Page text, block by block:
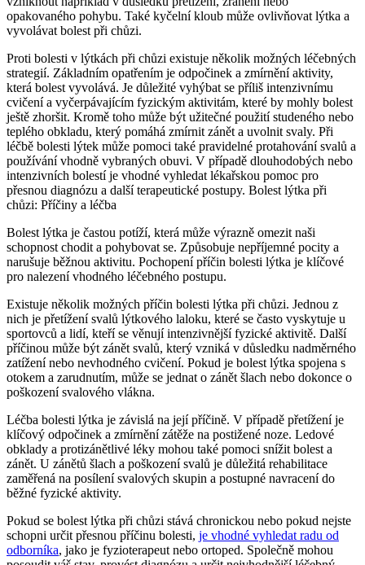
opakovaného pohybu. Také kyčelní kloub může ovlivňovat lýtka a
vyvolávat bolest při chůzi.
Proti bolesti v lýtkách při chůzi existuje několik možných léčebných
strategií. Základním opatřením je odpočinek a zmírnění aktivity,
která bolest vyvolává. Je důležité vyhýbat se příliš intenzivnímu
cvičení a vyčerpávajícím fyzickým aktivitám, které by mohly bolest
ještě zhoršit. Kromě toho může být užitečné použití studeného nebo
teplého obkladu, který pomáhá zmírnit zánět a uvolnit svaly. Při
léčbě bolesti lýtek může pomoci také pravidelné protahování svalů a
používání vhodně vybraných obuvi. V případě dlouhodobých nebo
intenzivních bolestí je vhodné vyhledat lékařskou pomoc pro
přesnou diagnózu a další terapeutické postupy. Bolest lýtka při
chůzi: Příčiny a léčba
Bolest lýtka je častou potíží, která může výrazně omezit naši
schopnost chodit a pohybovat se. Způsobuje nepříjemné pocity a
narušuje běžnou aktivitu. Pochopení příčin bolesti lýtka je klíčové
pro nalezení vhodného léčebného postupu.
Existuje několik možných příčin bolesti lýtka při chůzi. Jednou z
nich je přetížení svalů lýtkového laloku, které se často vyskytuje u
sportovců a lidí, kteří se věnují intenzivnější fyzické aktivitě. Další
příčinou může být zánět svalů, který vzniká v důsledku nadměrného
zatížení nebo nevhodného cvičení. Pokud je bolest lýtka spojena s
otokem a zarudnutím, může se jednat o zánět šlach nebo dokonce o
poškození svalového vlákna.
Léčba bolesti lýtka je závislá na její příčině. V případě přetížení je
klíčový odpočinek a zmírnění zátěže na postižené noze. Ledové
obklady a protizánětlivé léky mohou také pomoci snížit bolest a
zánět. U zánětů šlach a poškození svalů je důležitá rehabilitace
zaměřená na posílení svalových skupin a postupné navracení do
běžné fyzické aktivity.
Pokud se bolest lýtka při chůzi stává chronickou nebo pokud nejste
schopni určit přesnou příčinu bolesti, je vhodné vyhledat radu od
odborníka, jako je fyzioterapeut nebo ortoped. Společně mohou